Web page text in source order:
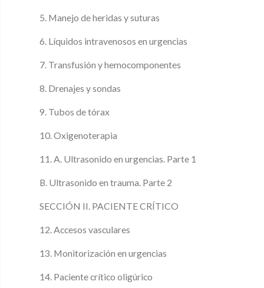
5. Manejo de heridas y suturas
6. Líquidos intravenosos en urgencias
7. Transfusión y hemocomponentes
8. Drenajes y sondas
9. Tubos de tórax
10. Oxigenoterapia
11. A. Ultrasonido en urgencias. Parte 1
B. Ultrasonido en trauma. Parte 2
SECCIÓN II. PACIENTE CRÍTICO
12. Accesos vasculares
13. Monitorización en urgencias
14. Paciente crítico oligúrico